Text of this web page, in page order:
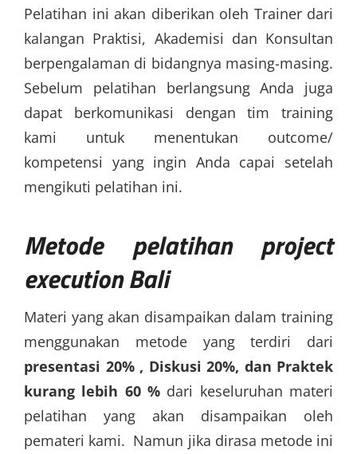
Pelatihan ini akan diberikan oleh Trainer dari
kalangan Praktisi, Akademisi dan Konsultan
berpengalaman di bidangnya masing-masing.
Sebelum pelatihan berlangsung Anda juga
dapat berkomunikasi dengan tim training
kami untuk menentukan outcome/
kompetensi yang ingin Anda capai setelah
mengikuti pelatihan ini.
Metode pelatihan project
execution Bali
Materi yang akan disampaikan dalam training
menggunakan metode yang terdiri dari
presentasi 20% , Diskusi 20%, dan Praktek
kurang lebih 60 % dari keseluruhan materi
pelatihan yang akan disampaikan oleh
pemateri kami. Namun jika dirasa metode ini